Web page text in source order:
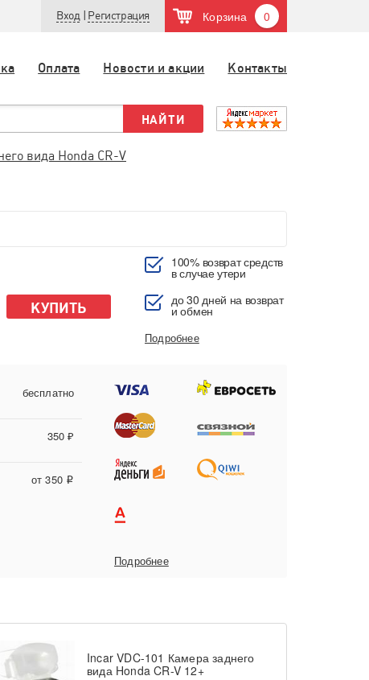
Вход Регистрация Корзина 0
Оплата Новости и акции Контакты
вида Honda CR-V
КУПИТЬ
бесплатно
350 ₽
от 350 i
100% возврат средств
в случае утери
до 30 дней на возврат
и обмен
Подробнее
Подробнее
Incar VDC-101 Камера заднего
вида Honda CR-V 12+